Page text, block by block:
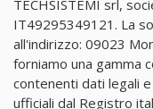
TECHSISTEMI srl,
IT49295349121. La
all'indirizzo: 09023
forniamo una gamma
contenenti dati legali
ufficiali dal Registro